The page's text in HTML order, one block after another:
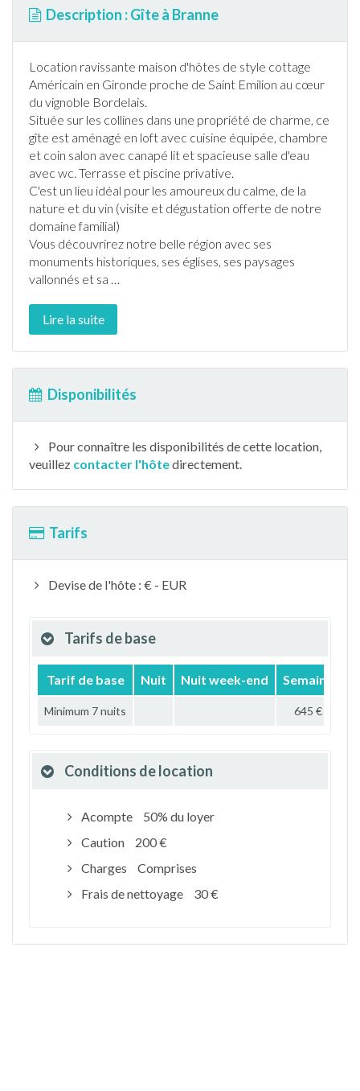
Description : Gîte à Branne
Location ravissante maison d'hôtes de style cottage
Américain en Gironde proche de Saint Emilion au cœur
du vignoble Bordelais.
Située sur les collines dans une propriété de charme, ce
gîte est aménagé en loft avec cuisine équipée, chambre
et coin salon avec canapé lit et spacieuse salle d'eau
avec wc. Terrasse et piscine privative.
C'est un lieu idéal pour les amoureux du calme, de la
nature et du vin (visite et dégustation offerte de notre
domaine familial)
Vous découvrirez notre belle région avec ses
monuments historiques, ses églises, ses paysages
vallonnés et sa …
Lire la suite
Disponibilités
Pour connaître les disponibilités de cette location,
veuillez contacter l'hôtedirectement.
Tarifs
Devise de l'hôte : € - EUR
Tarifs de base
Tarif de base Nuit Nuit week-end Semaine
Minimum 7 nuits 645 €
Conditions de location
Acompte
50% du loyer
Caution
200 €
Charges
Comprises
Frais de nettoyage
30 €